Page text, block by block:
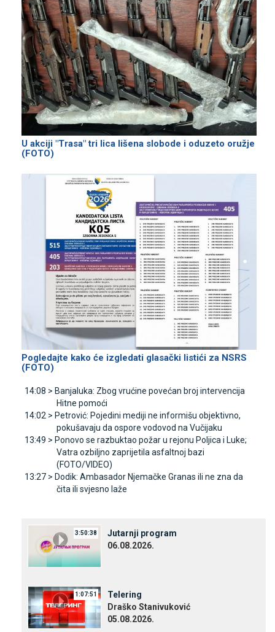
U akciji "Trasa" tri lica lišena slobode i oduzeto oružje
(FOTO)
Pogledajte kako će izgledati glasački listići za NSRS
(FOTO)
14:08 > Banjaluka: Zbog vrućine povećan broj intervencija
Hitne pomoći
14:02 > Petrović: Pojedini mediji ne informišu objektivno,
pokušavaju da ospore vodovod na Vučijaku
13:49 > Ponovo se razbuktao požar u rejonu Poljica i Luke;
Vatra ozbiljno zaprijetila asfaltnoj bazi
(FOTO/VIDEO)
13:27 > Dodik: Ambasador Njemačke Granas ili ne zna da
čita ili svjesno laže
3:50:38
Јutarnji program
06.08.2026.
1:07:51
Telering
Draško Stanivuković
05.08.2026.